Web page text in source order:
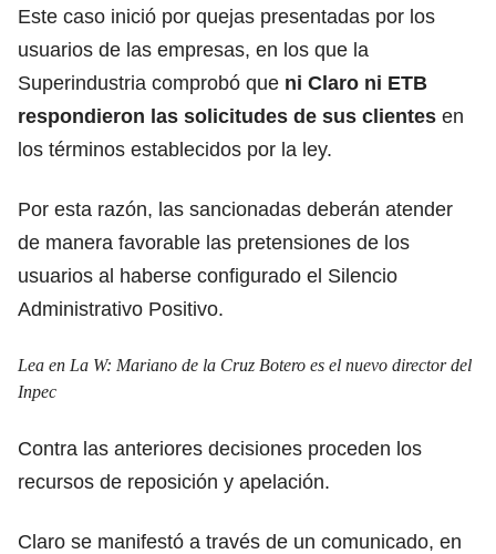
Este caso inició por quejas presentadas por los
usuarios de las empresas, en los que la
Superindustria comprobó que ni Claro ni ETB
respondieron las solicitudes de sus clientes en
los términos establecidos por la ley.
Por esta razón, las sancionadas deberán atender
de manera favorable las pretensiones de los
usuarios al haberse configurado el Silencio
Administrativo Positivo.
Lea en La W: Mariano de la Cruz Botero es el nuevo director del
Inpec
Contra las anteriores decisiones proceden los
recursos de reposición y apelación.
Claro se manifestó a través de un comunicado, en